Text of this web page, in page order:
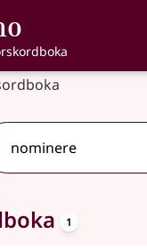
,
tilgjengelege
1